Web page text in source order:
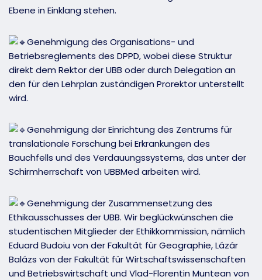
Ebene in Einklang stehen.
Genehmigung des Organisations- und
Betriebsreglements des DPPD, wobei diese Struktur
direkt dem Rektor der UBB oder durch Delegation an
den für den Lehrplan zuständigen Prorektor unterstellt
wird.
Genehmigung der Einrichtung des Zentrums für
translationale Forschung bei Erkrankungen des
Bauchfells und des Verdauungssystems, das unter der
Schirmherrschaft von UBBMed arbeiten wird.
Genehmigung der Zusammensetzung des
Ethikausschusses der UBB. Wir beglückwünschen die
studentischen Mitglieder der Ethikkommission, nämlich
Eduard Budoiu von der Fakultät für Geographie, Lázár
Balázs von der Fakultät für Wirtschaftswissenschaften
und Betriebswirtschaft und Vlad-Florentin Muntean von